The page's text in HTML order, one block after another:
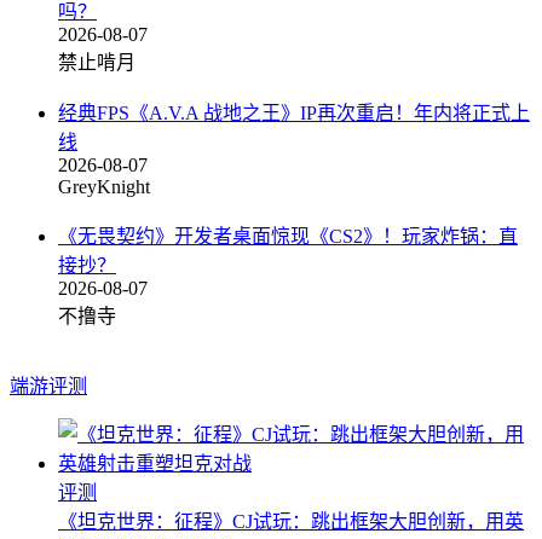
吗？
2026-08-07
禁止啃月
经典FPS《A.V.A 战地之王》IP再次重启！年内将正式上
线
2026-08-07
GreyKnight
《无畏契约》开发者桌面惊现《CS2》！玩家炸锅：直
接抄？
2026-08-07
不撸寺
端游评测
评测
《坦克世界：征程》CJ试玩：跳出框架大胆创新，用英